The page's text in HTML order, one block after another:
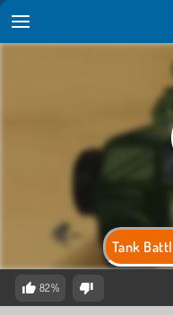
Tank
82%